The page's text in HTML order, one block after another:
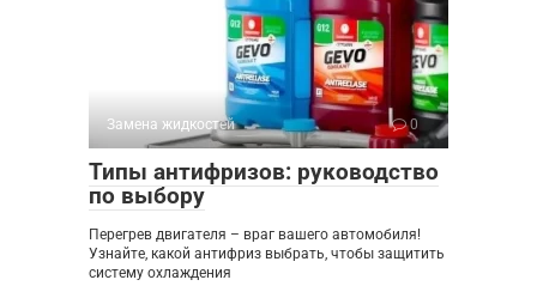
Замена жидкостей 0
Типы антифризов: руководство
по выбору
Перегрев двигателя – враг вашего автомобиля!
Узнайте, какой антифриз выбрать, чтобы защитить
систему охлаждения